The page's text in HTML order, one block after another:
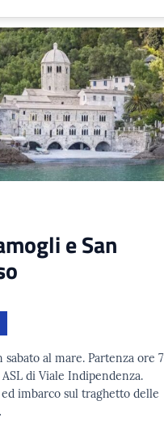
e San
al mare. Partenza ore 7
di Viale Indipendenza.
imbarco sul traghetto delle